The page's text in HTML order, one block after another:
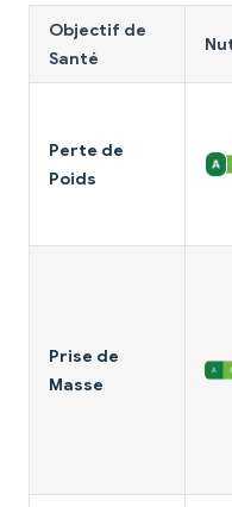
Objectif de
Santé
Perte de
Poids
Prise de
Masse